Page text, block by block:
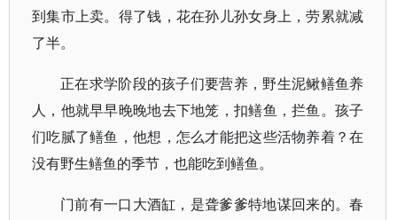
到集市上卖。得了钱，花在孙儿孙女身上，劳累就减
了半。
正在求学阶段的孩子们要营养，野生泥鳅鳝鱼养
人，他就早早晚晚地去下地笼，扣鳝鱼，拦鱼。孩子
们吃腻了鳝鱼，他想，怎么才能把这些活物养着？在
没有野生鳝鱼的季节，也能吃到鳝鱼。
门前有一口大酒缸，是聋爹爹特地谋回来的。春